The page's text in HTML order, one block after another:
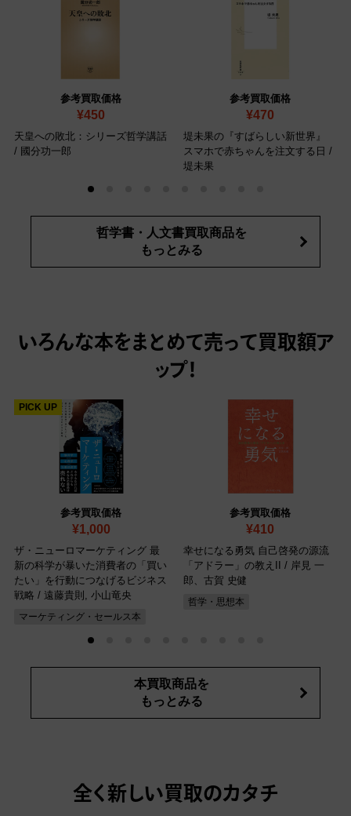
参考買取価格
¥450
天皇への敗北：シリーズ哲学講話
/ 國分功一郎
参考買取価格
¥470
堤未果の『すばらしい新世界』
スマホで赤ちゃんを注文する日 /
堤未果
哲学書・人文書買取商品を
もっとみる
いろんな本をまとめて売って 買取額ア
ップ！
参考買取価格
¥1,000
PICK UP
ザ・ニューロマーケティング 最
新の科学が暴いた消費者の「買い
たい」を行動につなげるビジネス
戦略 / 遠藤貴則, 小山竜央
マーケティング・セールス本
参考買取価格
¥410
幸せになる勇気 自己啓発の源流
「アドラー」の教えII / 岸見 一
郎、古賀 史健
哲学・思想本
本買取商品を
もっとみる
全く新しい買取のカタチ